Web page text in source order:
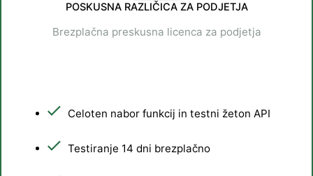
POSKUSNA RAZLIČICA ZA PODJETJA
Brezplačna preskusna licenca za podjetja
Celoten nabor funkcij in testni žeton API
Testiranje 14 dni brezplačno